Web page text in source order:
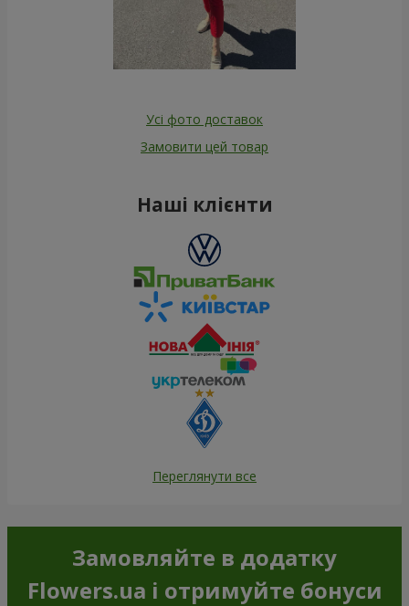
Усі фото доставок
Замовити цей товар
Наші клієнти
Переглянути все
Замовляйте в додатку
Flowers.ua і отримуйте бонуси